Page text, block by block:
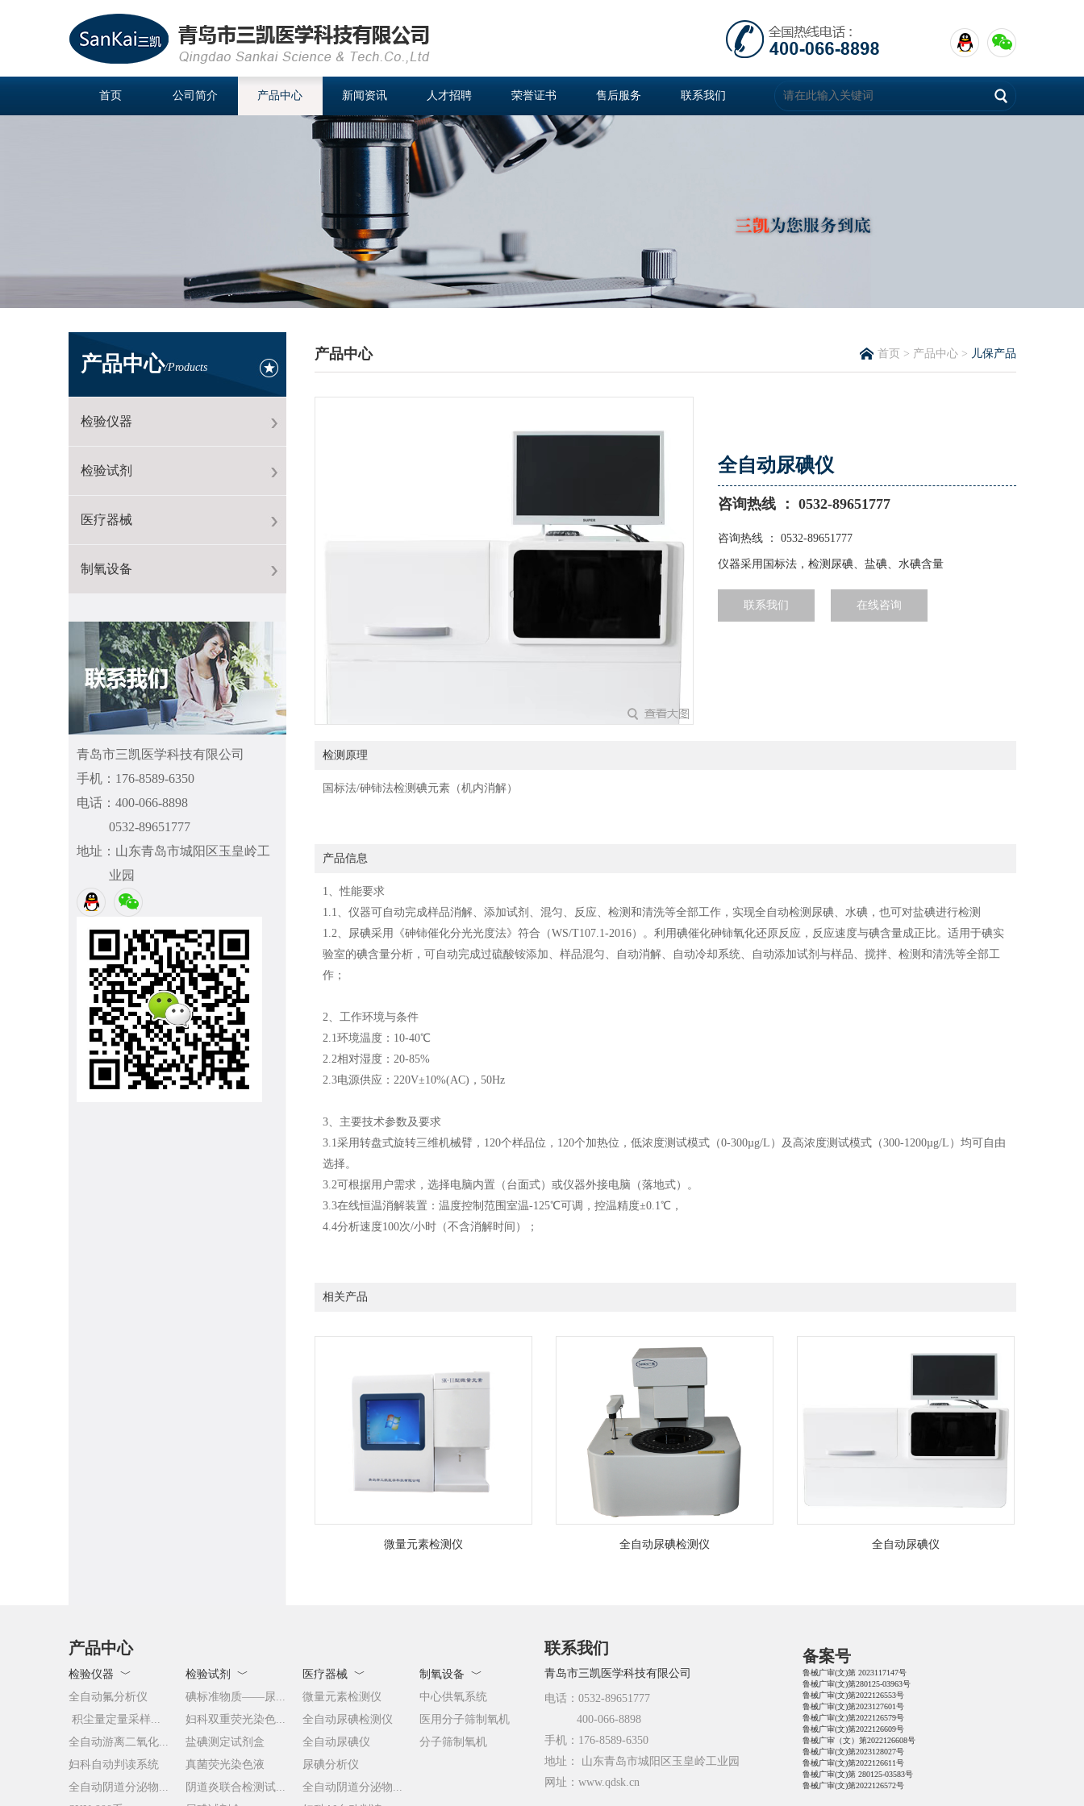
首页 公司简介 产品中心 新闻资讯 人才招聘 荣誉证书 售后服务 联系我们
产品中心/Products
检验仪器
检验试剂
医疗器械
制氧设备
青岛市三凯医学科技有限公司
手机：176-8589-6350
电话：400-066-8898
0532-89651777
地址：山东青岛市城阳区玉皇岭工
业园
产品中心 首页 > 产品中心> 儿保产品
全自动尿碘仪
咨询热线 ： 0532-89651777
咨询热线 ： 0532-89651777
仪器采用国标法，检测尿碘、盐碘、水碘含量
联系我们 在线咨询
检测原理
国标法/砷铈法检测碘元素（机内消解）
产品信息
1、性能要求
1.1、仪器可自动完成样品消解、添加试剂、混匀、反应、检测和清洗等全部工作，实现全自动检测尿碘、水碘，也可对盐碘进行检测
1.2、尿碘采用《砷铈催化分光光度法》符合（WS/T107.1-2016）。利用碘催化砷铈氧化还原反应，反应速度与碘含量成正比。适用于碘实
验室的碘含量分析，可自动完成过硫酸铵添加、样品混匀、自动消解、自动冷却系统、自动添加试剂与样品、搅拌、检测和清洗等全部工
作；
2、工作环境与条件
2.1环境温度：10-40℃
2.2相对湿度：20-85%
2.3电源供应：220V±10%(AC)，50Hz
3、主要技术参数及要求
3.1采用转盘式旋转三维机械臂，120个样品位，120个加热位，低浓度测试模式（0-300µg/L）及高浓度测试模式（300-1200µg/L）均可自由
选择。
3.2可根据用户需求，选择电脑内置（台面式）或仪器外接电脑（落地式）。
3.3在线恒温消解装置：温度控制范围室温-125℃可调，控温精度±0.1℃，
4.4分析速度100次/小时（不含消解时间）；
相关产品
微量元素检测仪 全自动尿碘检测仪 全自动尿碘仪
产品中心
检验仪器 ﹀
全自动氟分析仪
积尘量定量采样...
全自动游离二氧化...
妇科自动判读系统
全自动阴道分泌物...
检验试剂 ﹀
碘标准物质——尿...
妇科双重荧光染色...
盐碘测定试剂盒
真菌荧光染色液
阴道炎联合检测试...
医疗器械 ﹀
微量元素检测仪
全自动尿碘检测仪
全自动尿碘仪
尿碘分析仪
全自动阴道分泌物...
制氧设备 ﹀
中心供氧系统
医用分子筛制氧机
分子筛制氧机
联系我们
青岛市三凯医学科技有限公司
电话：0532-89651777
400-066-8898
手机：176-8589-6350
地址： 山东青岛市城阳区玉皇岭工业园
网址：www.qdsk.cn
备案号
鲁械广审(文)第 2023117147号
鲁械广审(文)第280125-03963号
鲁械广审(文)第2022126553号
鲁械广审(文)第2023127601号
鲁械广审(文)第2022126579号
鲁械广审(文)第2022126609号
鲁械广审（文）第2022126608号
鲁械广审(文)第2023128027号
鲁械广审(文)第2022126611号
鲁械广审(文)第 280125-03583号
鲁械广审(文)第2022126572号